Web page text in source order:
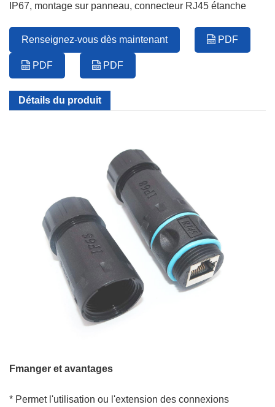
IP67, montage sur panneau, connecteur RJ45 étanche
Renseignez-vous dès maintenant PDF
PDF PDF
Détails du produit
Fmanger et avantages
* Permet l'utilisation ou l'extension des connexions